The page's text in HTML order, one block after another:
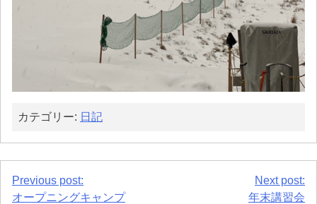
カテゴリー: 日記
投
Previous post:
オープニングキャンプ
Next post:
年末講習会